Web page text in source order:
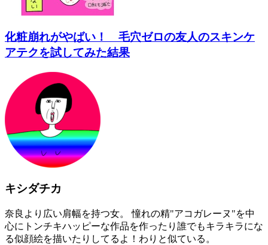
化粧崩れがやばい！ 毛穴ゼロの友人のスキンケ
アテクを試してみた結果
キシダチカ
奈良より広い肩幅を持つ女。 憧れの精"アコガレーヌ"を中
心にトンチキハッピーな作品を作ったり誰でもキラキラにな
る似顔絵を描いたりしてるよ！わりと似ている。